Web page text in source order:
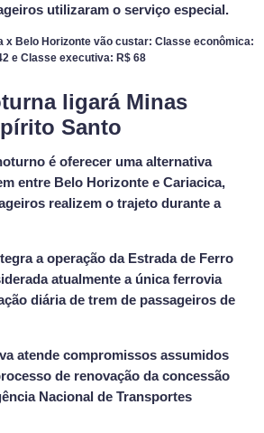
utilizaram o serviço especial.
x Belo Horizonte vão custar: Classe econômica:
e Classe executiva: R$ 68
ligará Minas
Santo
é oferecer uma alternativa
entre Belo Horizonte e Cariacica,
realizem o trajeto durante a
a operação da Estrada de Ferro
atualmente a única ferrovia
diária de trem de passageiros de
atende compromissos assumidos
de renovação da concessão
Nacional de Transportes